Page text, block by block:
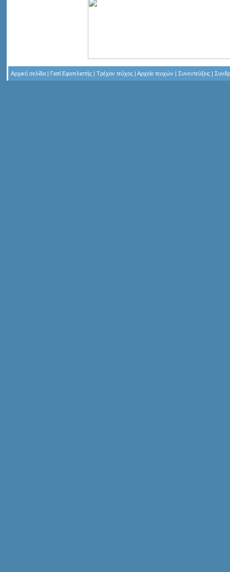
Αρχική σελίδα | Γιατί Εφοπλιστής | Τρέχον τεύχος | Αρχείο τευχών | Συνεντεύξεις |